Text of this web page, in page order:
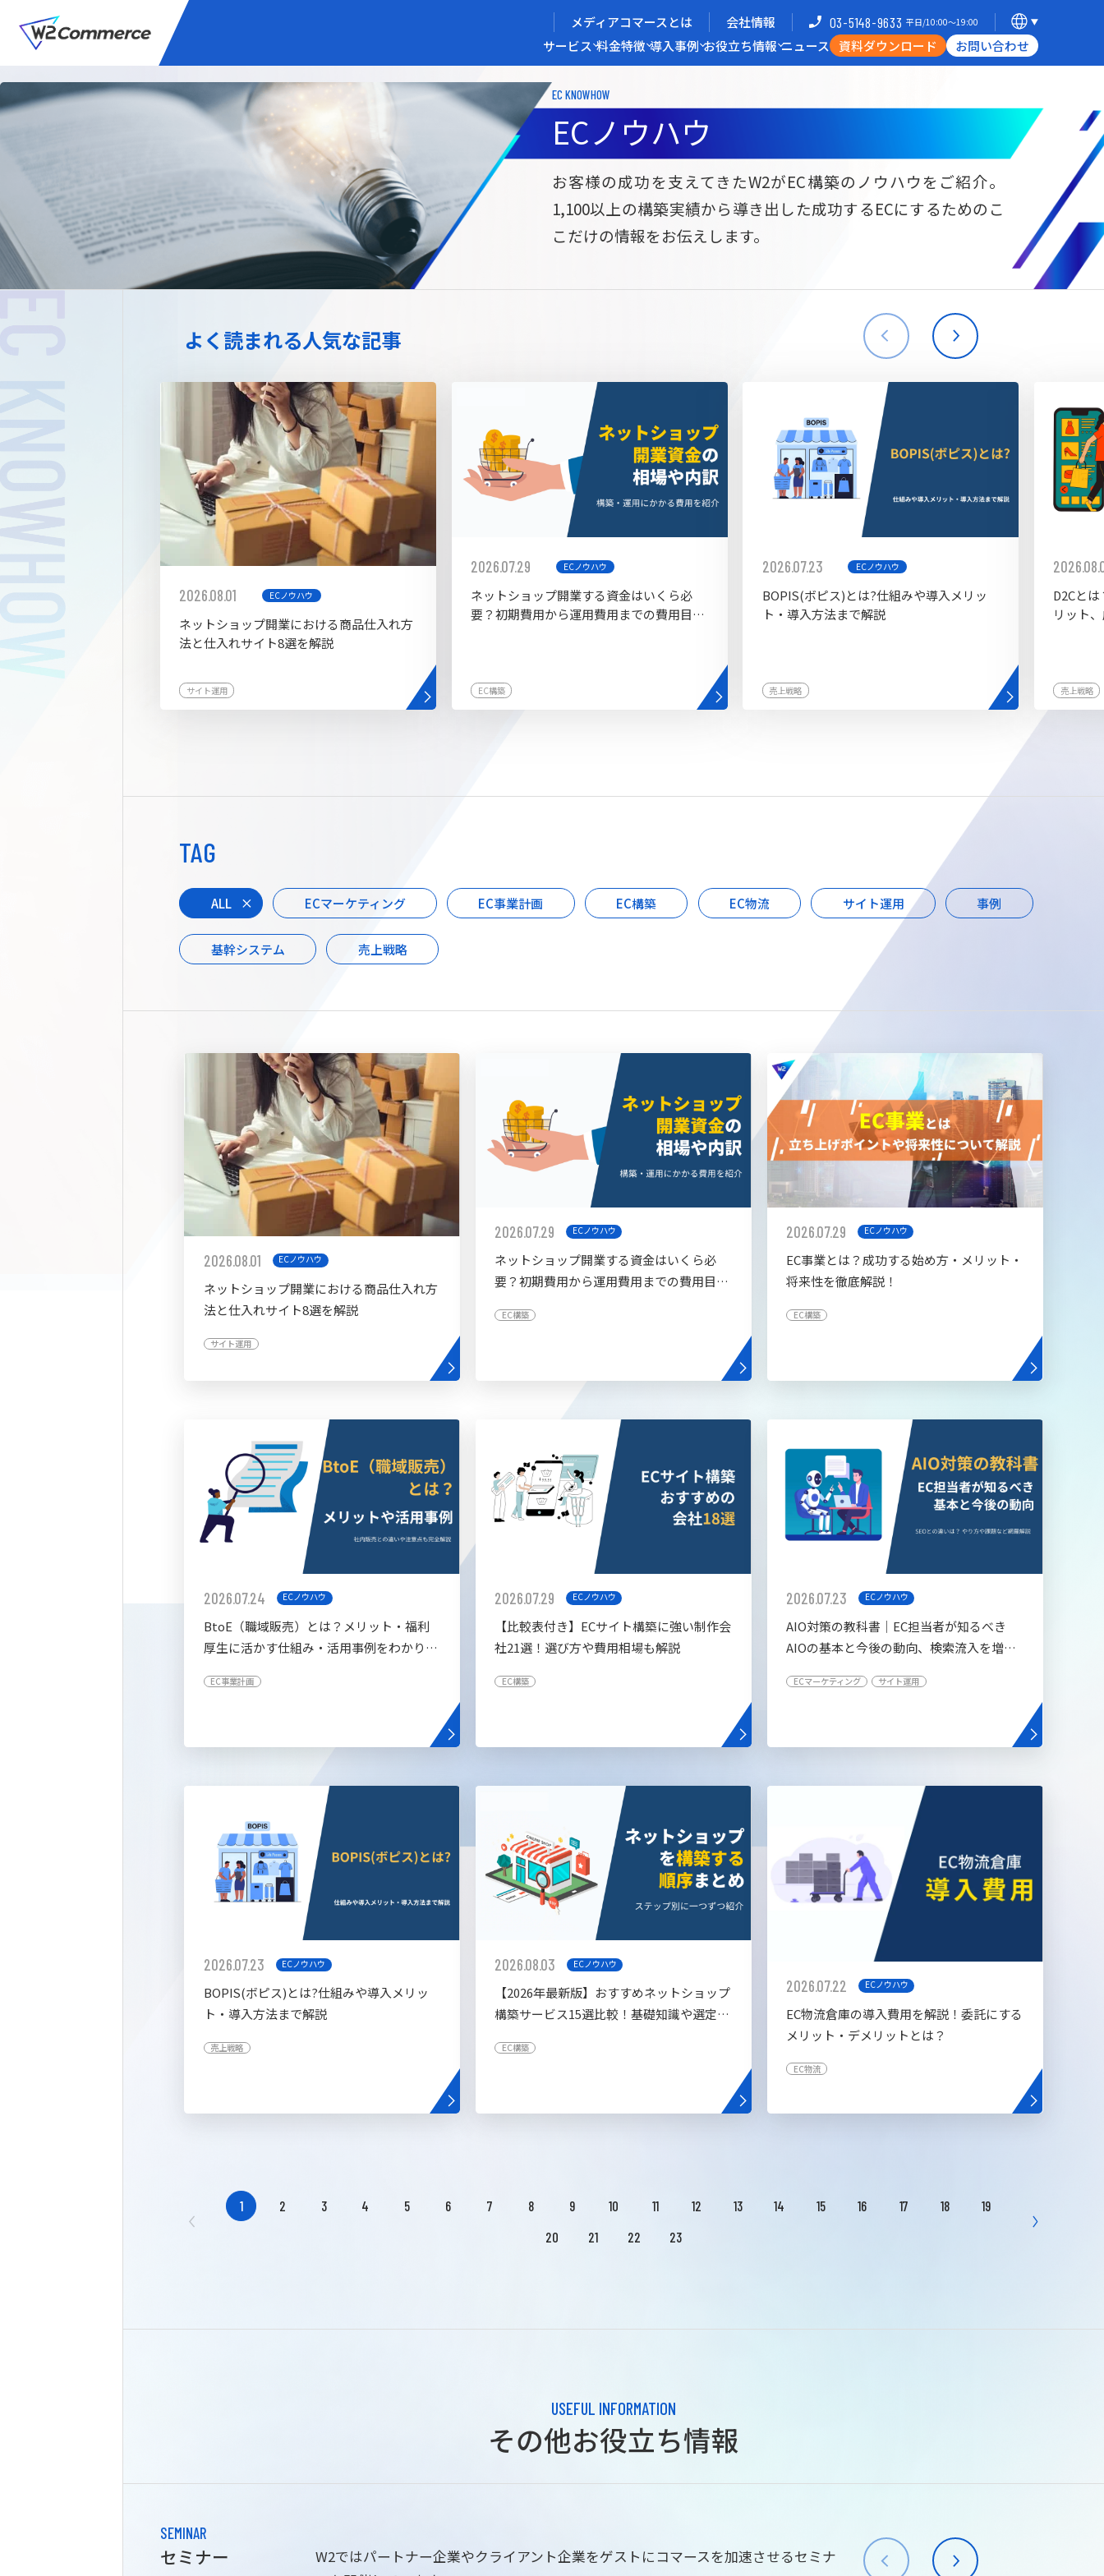
メディアコマースとは 会社情報 03-5148-9633 平日/10:00〜19:00
サービス 料金特徴 導入事例 お役立ち情報 ニュース 資料ダウンロード お問い合わせ
メディアコマースを実現する
サービス
BtoC向けECサイト構築
W2Commerce
Unified
サブスク/定期通販ECサイト構築
Commerce
BtoB向けECサイト構築
W2Commerce
海外進出・現地ECサイト構築
拡張プラグイン一覧 AIカスタマイズ開発 AI buddy
メディアコマースとは 選ばれる理由 開発力/支援体制
導入企業インタビュー
お役立ち資料
EC KNOWHOW
ECノウハウ
お客様の成功を支えてきたW2がEC構築のノウハウをご紹介。
1,100以上の構築実績から導き出した成功するECにするためのこ
こだけの情報をお伝えします。
よく読まれる人気な記事
2026.08.01 ECノウハウ
ネットショップ開業における商品仕入れ方
法と仕入れサイト8選を解説
サイト運用
2026.07.29 ECノウハウ
ネットショップ開業する資金はいくら必
要？初期費用から運用費用までの費用目安
EC構築
2026.07.23 ECノウハウ
BOPIS(ボピス)とは?仕組みや導入メリッ
ト・導入方法まで解説
売上戦略
D2Cと
リット
売上戦略
TAG
ALL ECマーケティング EC事業計画 EC構築 EC物流 サイト運用 事例
基幹システム 売上戦略
2026.08.01 ECノウハウ
ネットショップ開業における商品仕入れ方
法と仕入れサイト8選を解説
サイト運用
2026.07.29 ECノウハウ
ネットショップ開業する資金はいくら必
要？初期費用から運用費用までの費用目安
EC構築
2026.07.29 ECノウハウ
EC事業とは？成功する始め方・メリット・
将来性を徹底解説！
EC構築
2026.07.24 ECノウハウ
BtoE（職域販売）とは？メリット・福利
厚生に活かす仕組み・活用事例をわかりや
EC事業計画
2026.07.29 ECノウハウ
【比較表付き】ECサイト構築に強い制作会
社21選！選び方や費用相場も解説
EC構築
2026.07.23 ECノウハウ
AIO対策の教科書│EC担当者が知るべき
AIOの基本と今後の動向、検索流入を増や
ECマーケティング サイト運用
2026.07.23 ECノウハウ
BOPIS(ボピス)とは?仕組みや導入メリッ
ト・導入方法まで解説
売上戦略
2026.08.03 ECノウハウ
【2026年最新版】おすすめネットショップ
構築サービス15選比較！基礎知識や選定基
EC構築
2026.07.22 ECノウハウ
EC物流倉庫の導入費用を解説！委託にする
メリット・デメリットとは？
EC物流
1 2 3 4 5 6 7 8 9 10 11 12 13 14 15 16 17 18
19
20
21 22 23
USEFUL INFORMATION
その他お役立ち情報
SEMINAR
セミナー
W2ではパートナー企業やクライアント企業をゲストにコマースを加速させるセミナ